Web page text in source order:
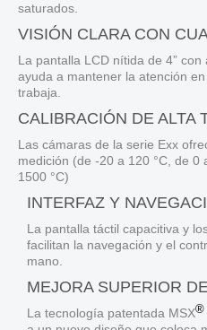
saturados.
VISIÓN CLARA CON
La pantalla LCD nítida de 4”
ayuda a mantener la atención
trabaja.
CALIBRACIÓN DE ALTA
Las cámaras de la serie Exx
medición (de -20 a 120 °C, de 0
1500 °C)
INTERFAZ Y
La pantalla táctil capacitiva y
facilitan la navegación y el
mano.
MEJORA SUPERIOR
La tecnología patentada MSX®